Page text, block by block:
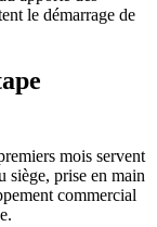
le démarrage de
mois servent
siège, prise en main
commercial